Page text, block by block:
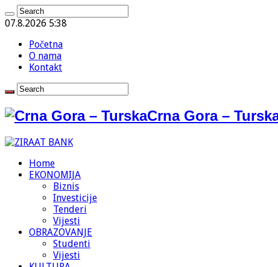
07.8.2026 5:38
Početna
O nama
Kontakt
Crna Gora –
Home
EKONOMIJA
Biznis
Investicije
Tenderi
Vijesti
OBRAZOVANJE
Studenti
Vijesti